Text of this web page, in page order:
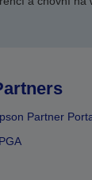
Partner